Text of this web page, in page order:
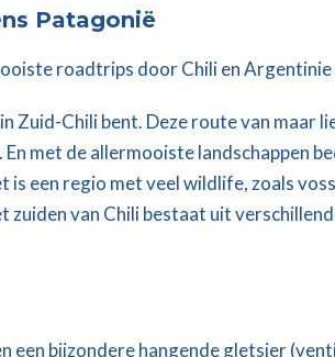
Patagonië
Zuid-Chili bent. Deze route van
. En met de allermooiste landschappen
is een regio met veel wildlife, zoals
van Chili bestaat uit
een bijzondere hangende gletsjer